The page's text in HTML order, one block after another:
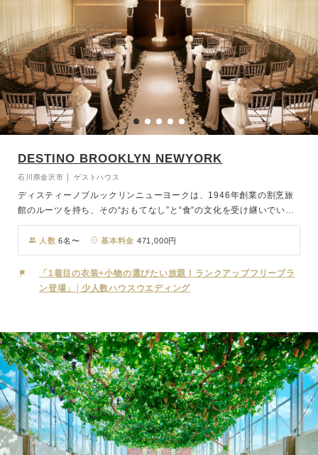
DESTINO BROOKLYN NEWYORK
石川県金沢市 │ ゲストハウス
ディスティーノブルックリンニューヨークは、1946年創業の割烹旅
館のルーツを持ち、その“おもてなし”と“食”の文化を受け継いでいま
す。私たちは、日本人の感覚に合ったウェディングスタイルを生み出
すために、N.Y.スタイルを取り入れたウェディングを精査し、独自の
魅力を融合させました。この特別な場所で、誰もが笑顔になるウェデ
ィングを目指しています。N.Y.ブルックリンの街中にあるような、ハ
イセンスでありながらどこか寛げる雰囲気を持った一軒家。まるで自
心ゆくまでプライベートな時間をお楽しみください。
『THEATRE（テアトル）』と名付けられたチャペルは、「包み込
む」という意味を持ち、母の胎内をイメージして創られました。誰も
が体験したことのある優しさに包まれた、どこか懐かしいあの空間
で、大切な方々に見守られながら行う挙式は、この日だけの特別な感
動を与えてくれます。パーティー会場は昼と夜で全く異なる顔を持ち
ます。昼間は窓からの陽光と眺める緑が眩しい爽やかな空間に、夜は
無数のキャンドルが煌めきシックで大人の雰囲気に包まれます。さら
に緑あふれるガーデンも魅力的です。この特別な場所で、お二人とゲ
人数 6名〜 基本料金 471,000円
「1着目の衣装+小物の選びたい放題！ランクアップフリープラ
ン登場」│少人数ハウスウエディング